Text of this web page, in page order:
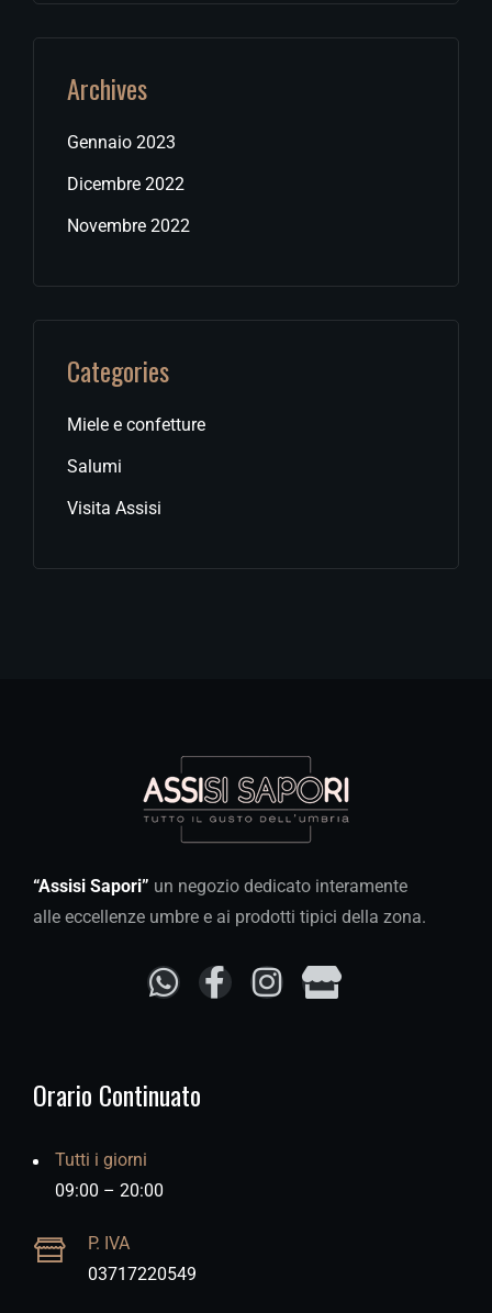
Archives
Gennaio 2023
Dicembre 2022
Novembre 2022
Categories
Miele e confetture
Salumi
Visita Assisi
“Assisi Sapori” un negozio dedicato interamente
alle eccellenze umbre e ai prodotti tipici della zona.
Orario Continuato
Tutti i giorni
09:00 – 20:00
P. IVA
03717220549